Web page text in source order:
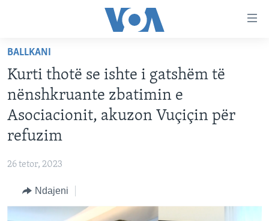
faqen
kryesore
Kalo
tek
faqja
kryesore
tek
FAQJA KRYESORE
KATEGORITË
AMERIKA
BALLKANI
MJEDISI
DITARI
Learning English
FOLLOW US
BALLKANI
Kurti thotë se ishte i gatshëm të
nënshkruante zbatimin e
Asociacionit, akuzon Vuçiçin për
refuzim
26 tetor, 2023
Ndajeni